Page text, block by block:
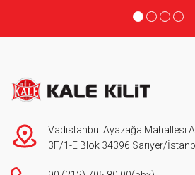
Vadistanbul Ayazağa Mahallesi
3F/1-E Blok 34396 Sarıyer/